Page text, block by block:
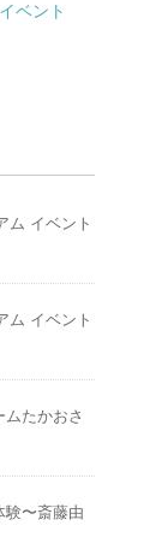
ベント
ム イベント
ム イベント
たかおさ
験〜斎藤由